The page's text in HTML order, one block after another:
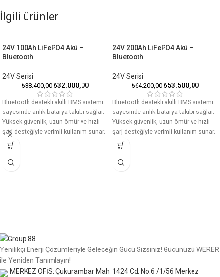
İlgili ürünler
24V 100Ah LiFePO4 Akü –
Bluetooth
24V Serisi
₺38.400,00 ₺32.000,00
Bluetooth destekli akıllı BMS sistemi
sayesinde anlık batarya takibi sağlar.
Yüksek güvenlik, uzun ömür ve hızlı
şarj desteğiyle verimli kullanım sunar.
Bu Üründe Tüm Bankalara Peşin
Fiyatına 6 TAKSİT İmkanı !
KARAVAN, MARİNE VE GÜNEŞ
24V 200Ah LiFePO4 Akü –
Bluetooth
24V Serisi
₺64.200,00 ₺53.500,00
Bluetooth destekli akıllı BMS sistemi
sayesinde anlık batarya takibi sağlar.
Yüksek güvenlik, uzun ömür ve hızlı
şarj desteğiyle verimli kullanım sunar.
Bu Üründe Tüm Bankalara Peşin
Fiyatına 6 TAKSİT İmkanı !
KARAVAN, MARİNE VE GÜNEŞ
Yenilikçi Enerji Çözümleriyle Geleceğin Gücü Sizsiniz! Gücünüzü WERER
ile Yeniden Tanımlayın!
MERKEZ OFİS: Çukurambar Mah. 1424 Cd. No:6 /1/56 Merkez